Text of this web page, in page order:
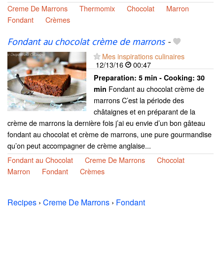
Creme De Marrons
Thermomix Chocolat
Marron
Fondant
Crèmes
Fondant au chocolat crème de marrons-
Mes inspirations culinaires
12/13/16
00:47
Preparation: 5 min - Cooking: 30
min Fondant au chocolat crème de
marrons C’est la période des
châtaignes et en préparant de la
crème de marrons la dernière fois j’ai eu envie d’un bon gâteau
fondant au chocolat et crème de marrons, une pure gourmandise
qu’on peut accompagner de crème anglaise...
Fondant au Chocolat
Creme De Marrons
Chocolat
Marron
Fondant Crèmes
Recipes › Creme De Marrons › Fondant